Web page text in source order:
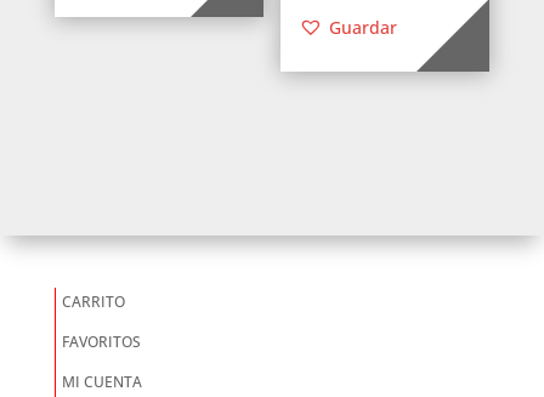
era:
es:
Guardar
CARRITO
FAVORITOS
MI CUENTA